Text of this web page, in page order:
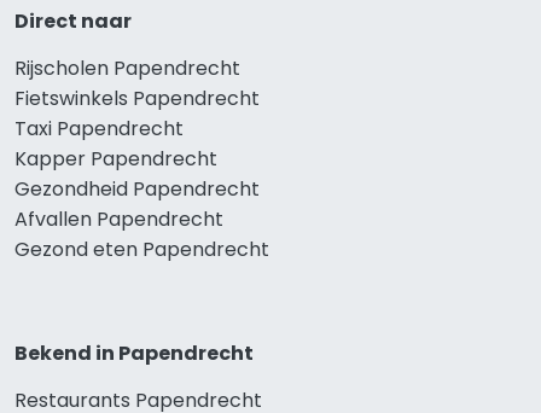
Direct naar
Rijscholen Papendrecht
Fietswinkels Papendrecht
Taxi Papendrecht
Kapper Papendrecht
Gezondheid Papendrecht
Afvallen Papendrecht
Gezond eten Papendrecht
Bekend in Papendrecht
Restaurants Papendrecht